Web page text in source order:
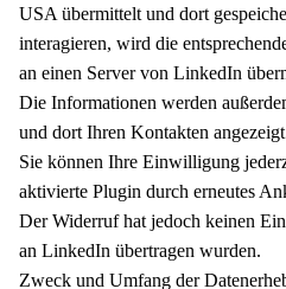
USA übermittelt und dort
interagieren, wird die
an einen Server von LinkedIn
Die Informationen werden
und dort Ihren Kontakten
Sie können Ihre Einwilligung
aktivierte Plugin durch erneutes
Der Widerruf hat jedoch keinen
an LinkedIn übertragen wurden.
Zweck und Umfang der